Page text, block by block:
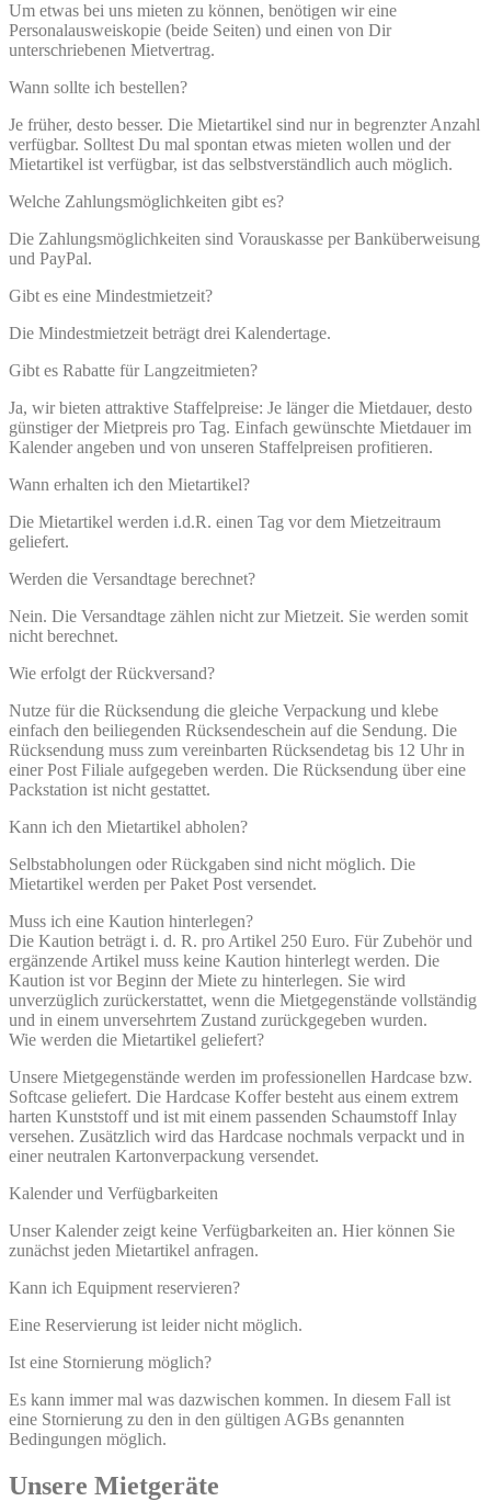
Um etwas bei uns mieten zu können, benötigen wir eine
Personalausweiskopie (beide Seiten) und einen von Dir
unterschriebenen Mietvertrag.
Wann sollte ich bestellen?
Je früher, desto besser. Die Mietartikel sind nur in begrenzter Anzahl
verfügbar. Solltest Du mal spontan etwas mieten wollen und der
Mietartikel ist verfügbar, ist das selbstverständlich auch möglich.
Welche Zahlungsmöglichkeiten gibt es?
Die Zahlungsmöglichkeiten sind Vorauskasse per Banküberweisung
und PayPal.
Gibt es eine Mindestmietzeit?
Die Mindestmietzeit beträgt drei Kalendertage.
Gibt es Rabatte für Langzeitmieten?
Ja, wir bieten attraktive Staffelpreise: Je länger die Mietdauer, desto
günstiger der Mietpreis pro Tag. Einfach gewünschte Mietdauer im
Kalender angeben und von unseren Staffelpreisen profitieren.
Wann erhalten ich den Mietartikel?
Die Mietartikel werden i.d.R. einen Tag vor dem Mietzeitraum
geliefert.
Werden die Versandtage berechnet?
Nein. Die Versandtage zählen nicht zur Mietzeit. Sie werden somit
nicht berechnet.
Wie erfolgt der Rückversand?
Nutze für die Rücksendung die gleiche Verpackung und klebe
einfach den beiliegenden Rücksendeschein auf die Sendung. Die
Rücksendung muss zum vereinbarten Rücksendetag bis 12 Uhr in
einer Post Filiale aufgegeben werden. Die Rücksendung über eine
Packstation ist nicht gestattet.
Kann ich den Mietartikel abholen?
Selbstabholungen oder Rückgaben sind nicht möglich. Die
Mietartikel werden per Paket Post versendet.
Muss ich eine Kaution hinterlegen?
Die Kaution beträgt i. d. R. pro Artikel 250 Euro. Für Zubehör und
ergänzende Artikel muss keine Kaution hinterlegt werden. Die
Kaution ist vor Beginn der Miete zu hinterlegen. Sie wird
unverzüglich zurückerstattet, wenn die Mietgegenstände vollständig
und in einem unversehrtem Zustand zurückgegeben wurden.
Wie werden die Mietartikel geliefert?
Unsere Mietgegenstände werden im professionellen Hardcase bzw.
Softcase geliefert. Die Hardcase Koffer besteht aus einem extrem
harten Kunststoff und ist mit einem passenden Schaumstoff Inlay
versehen. Zusätzlich wird das Hardcase nochmals verpackt und in
einer neutralen Kartonverpackung versendet.
Kalender und Verfügbarkeiten
Unser Kalender zeigt keine Verfügbarkeiten an. Hier können Sie
zunächst jeden Mietartikel anfragen.
Kann ich Equipment reservieren?
Eine Reservierung ist leider nicht möglich.
Ist eine Stornierung möglich?
Es kann immer mal was dazwischen kommen. In diesem Fall ist
eine Stornierung zu den in den gültigen AGBs genannten
Bedingungen möglich.
Unsere Mietgeräte